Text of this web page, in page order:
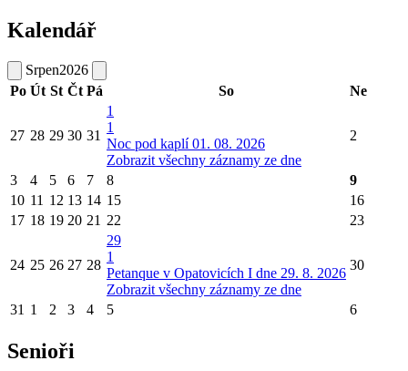
Kalendář
Srpen2026
Po Út St Čt Pá So Ne
27 28 29 30 31
1
1
Noc pod kaplí 01. 08. 2026
Zobrazit všechny záznamy ze dne
2
3 4 5 6 7 8
9
10 11 12 13 14 15
16
17 18 19 20 21 22 23
24 25 26 27 28
29
1
Petanque v Opatovicích I dne 29. 8. 2026
Zobrazit všechny záznamy ze dne
30
31 1 2 3 4 5 6
Senioři